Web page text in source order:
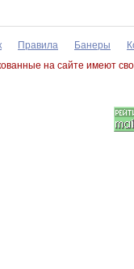
Правила Банеры
на сайте имеют